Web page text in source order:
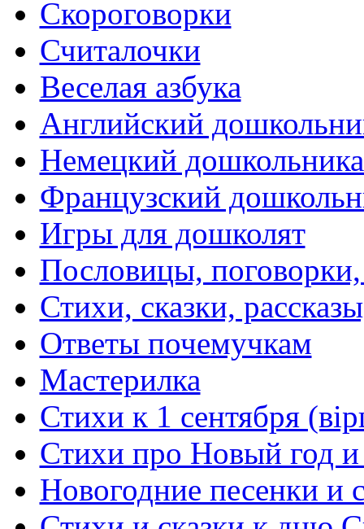
Скороговорки
Считалочки
Веселая азбука
Английский
Немецкий
Французский
Игры для дошколят
Пословицы,
Стихи, сказки,
Ответы почемучкам
Мастерилка
Стихи к 1 сентября
Стихи про Новый год
Новогодние песенки и